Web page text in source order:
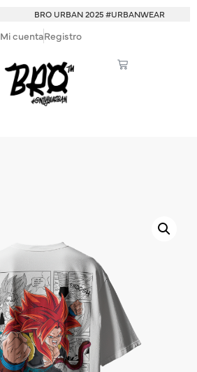
BRO URBAN 2025 #URBANWEAR
Mi cuentaRegistro